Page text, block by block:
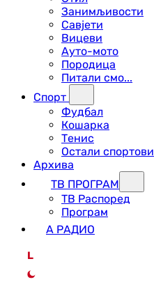
Занимљивости
Савјети
Вицеви
Ауто-мото
Породица
Питали смо...
Спорт
Фудбал
Кошарка
Тенис
Остали спортови
Архива
ТВ ПРОГРАМ
ТВ Распоред
Програм
А РАДИО
L